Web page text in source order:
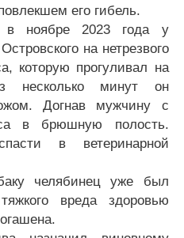
его гибель.
в ноябре 2023 года у
на нетрезвого
которую прогуливал на
несколько минут он
Догнав мужчину с
в брюшную полость.
в ветеринарной
челябинец уже был
вреда здоровью